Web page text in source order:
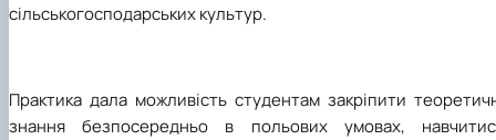
сільськогосподарських культур.
Практика дала можливість студентам закріпити
знання безпосередньо в польових умовах,